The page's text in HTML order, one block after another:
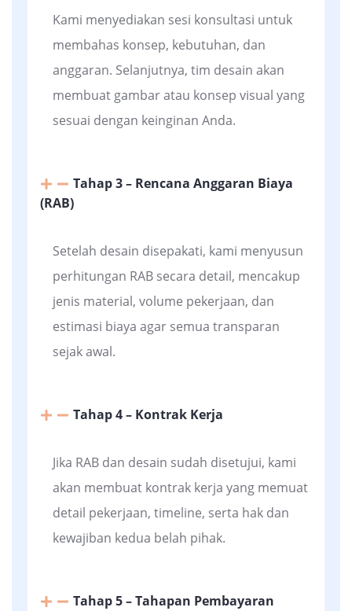
Kami menyediakan sesi konsultasi untuk
membahas konsep, kebutuhan, dan
anggaran. Selanjutnya, tim desain akan
membuat gambar atau konsep visual yang
sesuai dengan keinginan Anda.
Tahap 3 – Rencana Anggaran Biaya
(RAB)
Setelah desain disepakati, kami menyusun
perhitungan RAB secara detail, mencakup
jenis material, volume pekerjaan, dan
estimasi biaya agar semua transparan
sejak awal.
Tahap 4 – Kontrak Kerja
Jika RAB dan desain sudah disetujui, kami
akan membuat kontrak kerja yang memuat
detail pekerjaan, timeline, serta hak dan
kewajiban kedua belah pihak.
Tahap 5 – Tahapan Pembayaran